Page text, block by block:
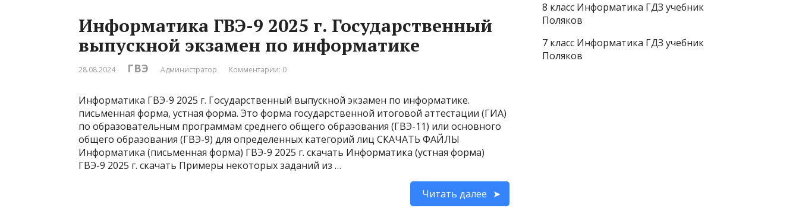
Информатика ГВЭ-9 2025 г. Государственный
выпускной экзамен по информатике
28.08.2024 ГВЭ Администратор Комментарии: 0
Информатика ГВЭ-9 2025 г. Государственный выпускной экзамен по информатике.
письменная форма, устная форма. Это форма государственной итоговой аттестации (ГИА)
по образовательным программам среднего общего образования (ГВЭ-11) или основного
общего образования (ГВЭ-9) для определенных категорий лиц СКАЧАТЬ ФАЙЛЫ
Информатика (письменная форма) ГВЭ-9 2025 г. скачать Информатика (устная форма)
ГВЭ-9 2025 г. скачать Примеры некоторых заданий из …
Читать далее
8 класс Информатика ГДЗ учебник
Поляков
7 класс Информатика ГДЗ учебник
Поляков